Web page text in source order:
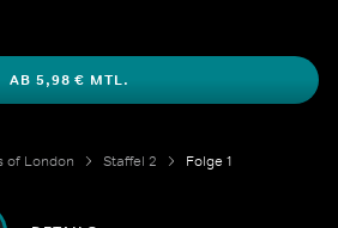
AB 5,98 € MTL.
of London Staffel 2 Folge 1